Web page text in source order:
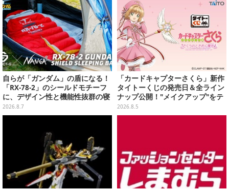
自らが「ガンダム」の盾になる！
「RX-78-2」のシールドモチーフ
に、デザイン性と機能性抜群の寝
袋がプレバンで2次予約
2026.8.7
「カードキャプターさくら」新作
タイトーくじの発売日＆全ライン
ナップ公開！"メイクアップ"をテ
ーマに、日常でも使いたくなるア
イテムがズラリ
2026.8.5